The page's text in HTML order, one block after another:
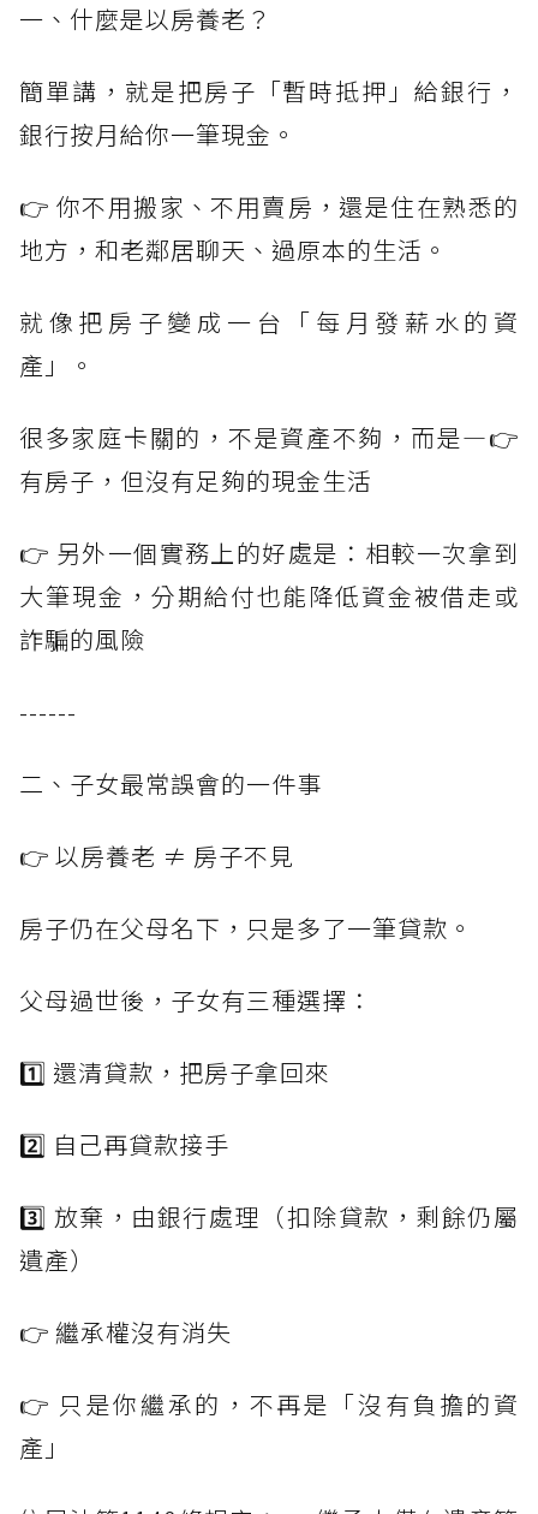
一、什麼是以房養老？
簡單講，就是把房子「暫時抵押」給銀行，
銀行按月給你一筆現金。
👉 你不用搬家、不用賣房，還是住在熟悉的
地方，和老鄰居聊天、過原本的生活。
就像把房子變成一台「每月發薪水的資
產」。
很多家庭卡關的，不是資產不夠，而是—👉
有房子，但沒有足夠的現金生活
👉 另外一個實務上的好處是：相較一次拿到
大筆現金，分期給付也能降低資金被借走或
詐騙的風險
------
二、子女最常誤會的一件事
👉 以房養老 ≠ 房子不見
房子仍在父母名下，只是多了一筆貸款。
父母過世後，子女有三種選擇：
1️⃣ 還清貸款，把房子拿回來
2️⃣ 自己再貸款接手
3️⃣ 放棄，由銀行處理（扣除貸款，剩餘仍屬
遺產）
👉 繼承權沒有消失
👉 只是你繼承的，不再是「沒有負擔的資
產」